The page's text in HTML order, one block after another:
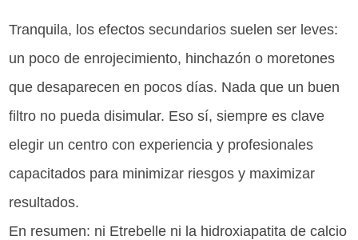
Tranquila, los efectos secundarios suelen ser leves:
un poco de enrojecimiento, hinchazón o moretones
que desaparecen en pocos días. Nada que un buen
filtro no pueda disimular. Eso sí, siempre es clave
elegir un centro con experiencia y profesionales
capacitados para minimizar riesgos y maximizar
resultados.
En resumen: ni Etrebelle ni la hidroxiapatita de calcio